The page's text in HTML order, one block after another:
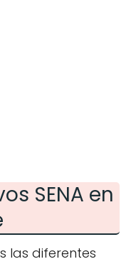
SENA en
las diferentes